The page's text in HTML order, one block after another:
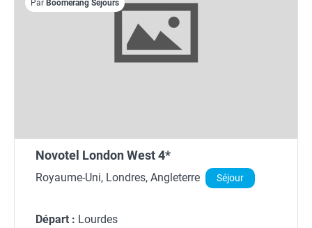
Par Boomerang Séjours
Novotel London West 4*
Royaume-Uni, Londres, Angleterre Séjour
Départ : Lourdes